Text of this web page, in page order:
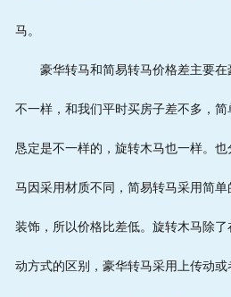
马。
豪华转马和简易转马价格差主要在
不一样，和我们平时买房子差不多，
恳定是不一样的，旋转木马也一样。
马因采用材质不同，简易转马采用简
装饰，所以价格比差低。旋转木马除
动方式的区别，豪华转马采用上传动